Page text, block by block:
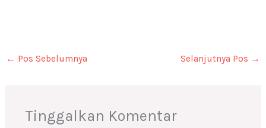
← Pos Sebelumnya Selanjutnya Pos →
Tinggalkan Komentar